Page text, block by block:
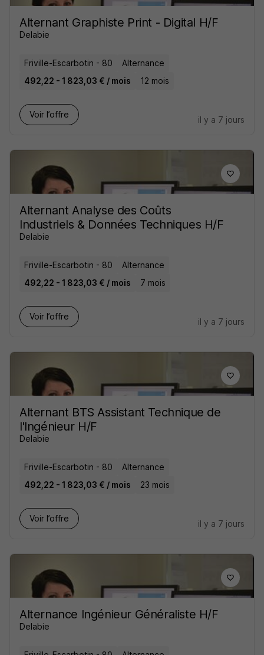
Alternant Graphiste Print - Digital H/F
Delabie
Friville-Escarbotin - 80
Alternance
492,22 - 1 823,03 € / mois
12 mois
Voir l’offre
il y a 7 jours
Alternant Analyse des Coûts
Industriels & Données Techniques H/F
Delabie
Friville-Escarbotin - 80
Alternance
492,22 - 1 823,03 € / mois
7 mois
Voir l’offre
il y a 7 jours
Alternant BTS Assistant Technique de
l'Ingénieur H/F
Delabie
Friville-Escarbotin - 80
Alternance
492,22 - 1 823,03 € / mois
23 mois
Voir l’offre
il y a 7 jours
Alternance Ingénieur Généraliste H/F
Delabie